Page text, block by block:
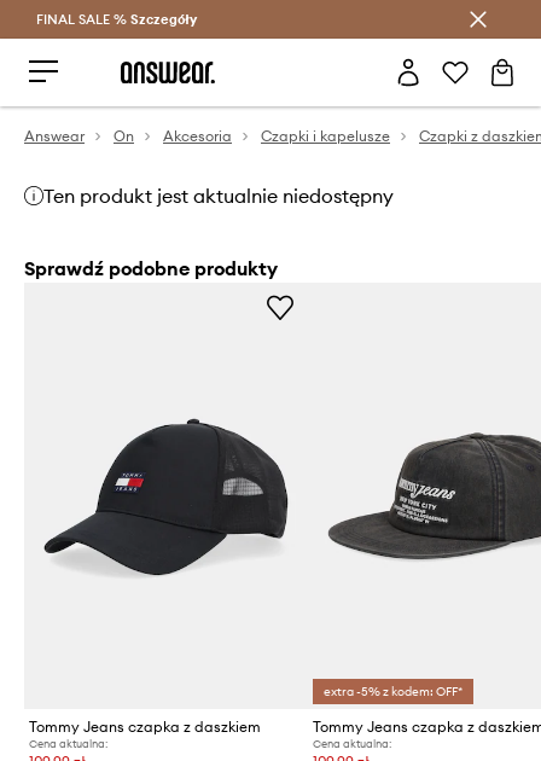
Oszczędzaj z Answear Club >
FINAL SALE % Szczegóły
Answear On Akcesoria Czapki i kapelusze Czapki z
Ten produkt jest aktualnie niedostępny
Sprawdź podobne produkty
Tommy Jeans czapka z daszkiem
Cena aktualna:
extra -5% z kodem: OFF*
Cena aktualna: